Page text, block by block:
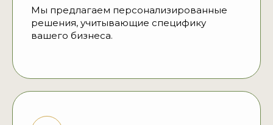
Мы предлагаем персонализированные
решения, учитывающие специфику
вашего бизнеса.